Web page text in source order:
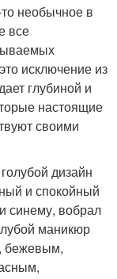
необычное в
все
исключение из
глубиной и
настоящие
своими
дизайн
и спокойный
синему, вобрал
маникюр
бежевым,